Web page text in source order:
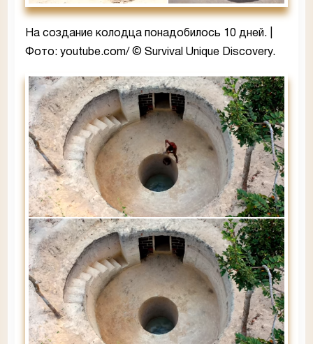
На создание колодца понадобилось 10 дней. |
Фото: youtube.com/ © Survival Unique Discovery.